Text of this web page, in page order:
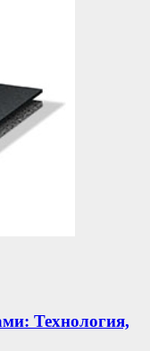
Технология,